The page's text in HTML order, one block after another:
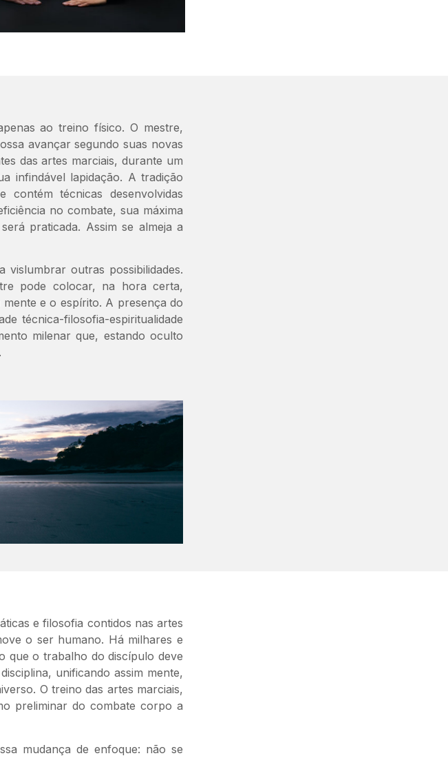
ao treino físico. O mestre,
avançar segundo suas novas
das artes marciais, durante um
infindável lapidação. A tradição
técnicas desenvolvidas
no combate, sua máxima
praticada. Assim se almeja a
outras possibilidades.
pode colocar, na hora certa,
e o espírito. A presença do
técnica-filosofia-espiritualidade
milenar que, estando oculto
e filosofia contidos nas artes
o ser humano. Há milhares e
que o trabalho do discípulo deve
unificando assim mente,
O treino das artes marciais,
preliminar do combate corpo a
mudança de enfoque: não se